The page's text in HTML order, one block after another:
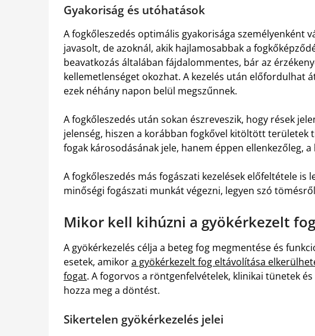
Gyakoriság és utóhatások
A fogkőleszedés optimális gyakorisága személyenként
javasolt, de azoknál, akik hajlamosabbak a
beavatkozás általában fájdalommentes, bár az
kellemetlenséget okozhat. A kezelés után előfordulhat
ezek néhány napon belül megszűnnek.
A fogkőleszedés után sokan észreveszik, hogy rések
jelenség, hiszen a korábban fogkővel kitöltött területek
fogak károsodásának jele, hanem éppen ellenkezőleg,
A fogkőleszedés más fogászati kezelések előfeltétele is
minőségi fogászati munkát végezni, legyen szó
Mikor kell kihúzni a gyökérkezelt
A gyökérkezelés célja a beteg fog megmentése és
esetek, amikora gyökérkezelt fog eltávolítása
fogat. A fogorvos a röntgenfelvételek, klinikai tünetek
hozza meg a döntést.
Sikertelen gyökérkezelés jelei